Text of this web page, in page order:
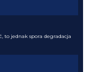
to jednak spora degradacja